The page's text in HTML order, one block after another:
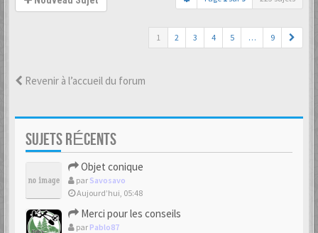
1 2 3 4 5 … 9
Revenir à l’accueil du forum
SUJETS RÉCENTS
Objet conique
par Savosavo
Aujourd’hui, 05:48
Merci pour les conseils
par Pablo87